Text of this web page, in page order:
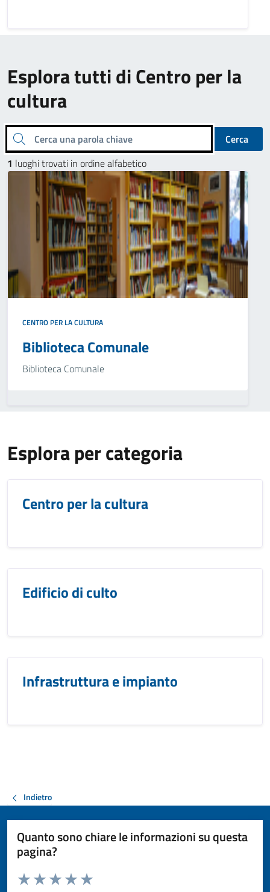
Esplora tutti di Centro per la
cultura
Cerca una parola chiave
Cerca
1 luoghi trovati in ordine alfabetico
CENTRO PER LA CULTURA
Biblioteca Comunale
Biblioteca Comunale
Esplora per categoria
Centro per la cultura
Edificio di culto
Infrastruttura e impianto
Indietro
Quanto sono chiare le informazioni su questa
pagina?
Valuta da 1 a 5 stelle la pagina